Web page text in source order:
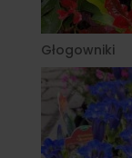
Głogowniki